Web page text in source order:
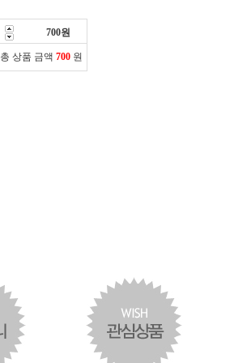
700원
총 상품 금액 700 원